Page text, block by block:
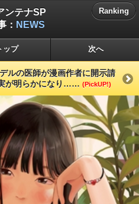
ンテナSP
： NEWS
Ranking
ップ 次へ
ルの医師が漫画作者に開示請
が明らかになり…… (PickUP!)